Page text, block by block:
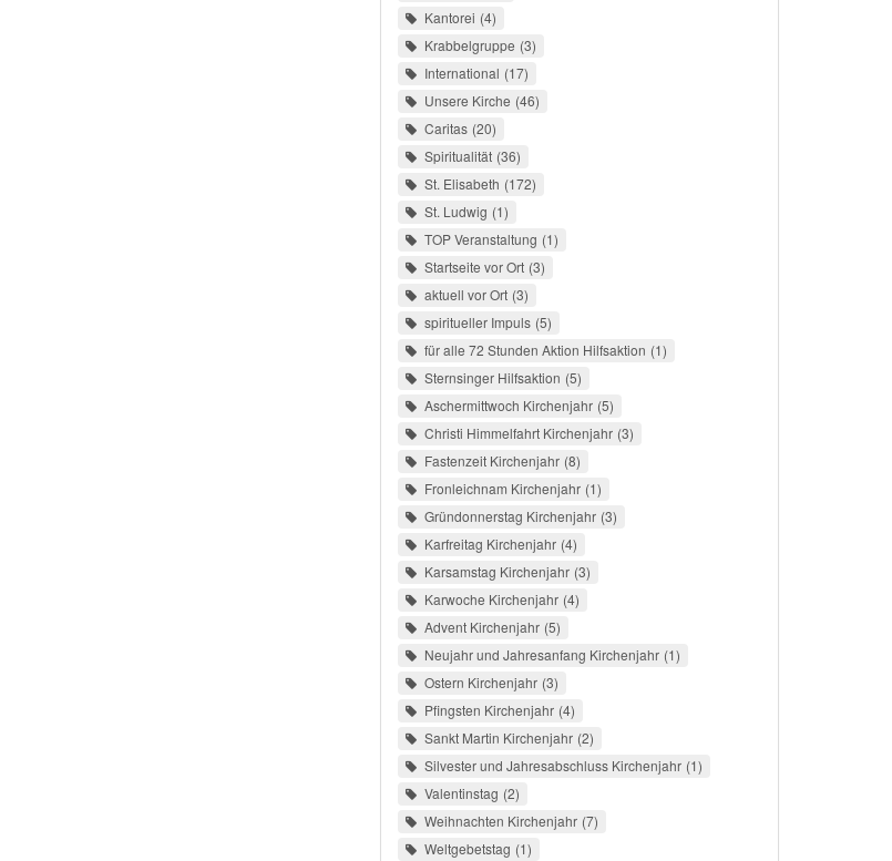
Kantorei 4
Krabbelgruppe 3
International 17
Unsere Kirche 46
Caritas 20
Spiritualität 36
St. Elisabeth 172
St. Ludwig 1
TOP Veranstaltung 1
Startseite vor Ort 3
aktuell vor Ort 3
spiritueller Impuls 5
für alle 72 Stunden Aktion Hilfsaktion 1
Sternsinger Hilfsaktion 5
Aschermittwoch Kirchenjahr 5
Christi Himmelfahrt Kirchenjahr 3
Fastenzeit Kirchenjahr 8
Fronleichnam Kirchenjahr 1
Gründonnerstag Kirchenjahr 3
Karfreitag Kirchenjahr 4
Karsamstag Kirchenjahr 3
Karwoche Kirchenjahr 4
Advent Kirchenjahr 5
Neujahr und Jahresanfang Kirchenjahr 1
Ostern Kirchenjahr 3
Pfingsten Kirchenjahr 4
Sankt Martin Kirchenjahr 2
Silvester und Jahresabschluss Kirchenjahr 1
Valentinstag 2
Weihnachten Kirchenjahr 7
Weltgebetstag 1